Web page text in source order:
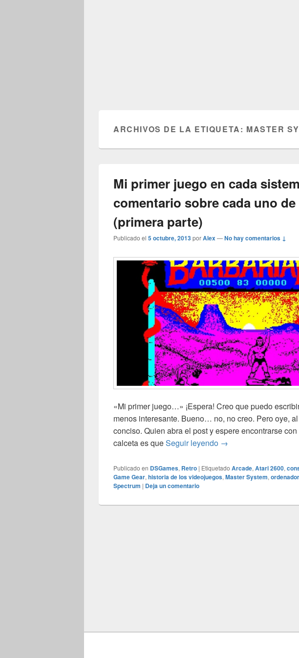
ARCHIVOS DE LA ETIQUETA: MASTER
Mi primer juego en cada
comentario sobre cada uno
(primera parte)
Publicado el 5 octubre, 2013porAlex—No hay comentarios ↓
«Mi primer juego…» ¡Espera! Creo que puedo
menos interesante. Bueno… no, no creo. Pero oye,
conciso. Quien abra el post y espere encontrarse
calceta es queSeguir leyendo Mi primer juego en
→
Publicado en DSGames, Retro | Etiquetado Arcade, Atari 2600,
Game Gear, historia de los videojuegos, Master System,
Spectrum | Deja un comentario